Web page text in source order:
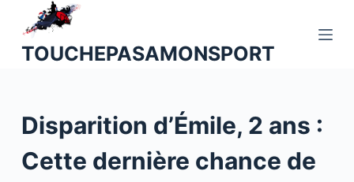
u
TOUCHEPASAMONSPORT
Disparition d’Émile, 2 ans :
Cette dernière chance de